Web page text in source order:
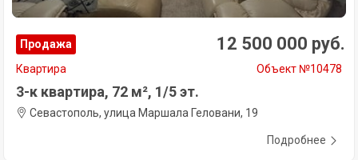
Продажа 12 500 000 руб.
Квартира Объект №10478
3-к квартира, 72 м², 1/5 эт.
Севастополь, улица Маршала Геловани, 19
Подробнее